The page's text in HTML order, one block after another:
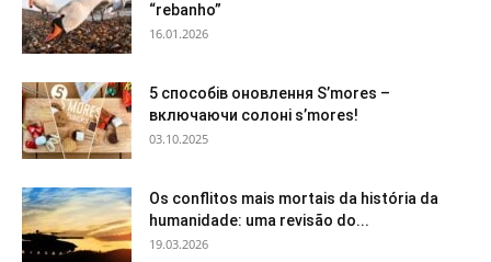
“rebanho”
16.01.2026
5 способів оновлення S’mores –
включаючи солоні s’mores!
03.10.2025
Os conflitos mais mortais da história da
humanidade: uma revisão do...
19.03.2026